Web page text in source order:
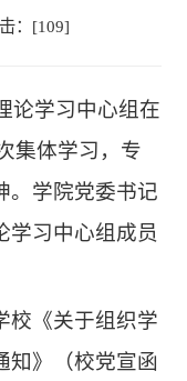
：[109]
论学习中心组在
集体学习，专
。学院党委书记
学习中心组成员
校《关于组织学
知》（校党宣函